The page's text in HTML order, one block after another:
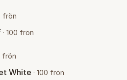
frön
· 100 frön
frön
White · 100 frön